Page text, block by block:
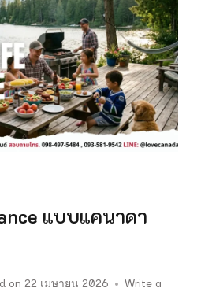
แบบแคนาดา
on 22 เมษายน 2026
Write a